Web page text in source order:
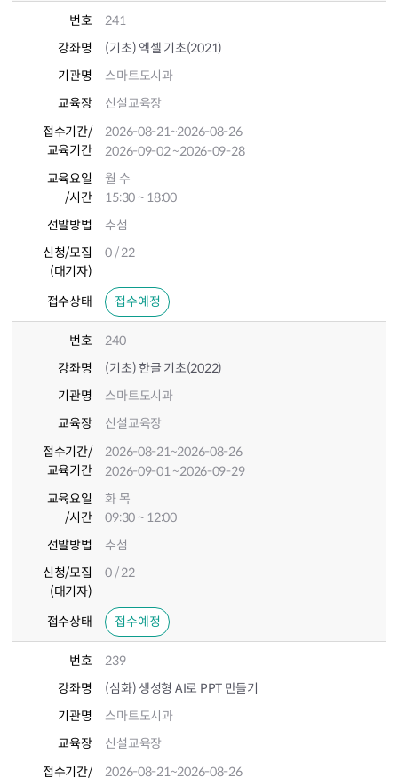
번호
241
강좌명
(기초) 엑셀 기초(2021)
기관명
스마트도시과
교육장
신설교육장
접수기간/
교육기간
2026-08-21~2026-08-26
2026-09-02~2026-09-28
교육요일
/시간
월 수
15:30 ~ 18:00
선발방법
추첨
신청/모집
(대기자)
0 / 22
접수상태 접수예정
번호
240
강좌명
(기초) 한글 기초(2022)
기관명
스마트도시과
교육장
신설교육장
접수기간/
교육기간
2026-08-21~2026-08-26
2026-09-01~2026-09-29
교육요일
/시간
화 목
09:30 ~ 12:00
선발방법
추첨
신청/모집
(대기자)
0 / 22
접수상태 접수예정
번호
239
강좌명
(심화) 생성형 AI로 PPT 만들기
기관명
스마트도시과
교육장
신설교육장
접수기간/
2026-08-21~2026-08-26